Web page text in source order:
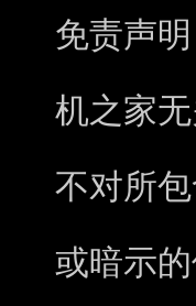
免责声
机之家
不对所
或暗示